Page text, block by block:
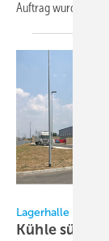
Auftrag wurde im
Lagerhalle an
Kühle süße